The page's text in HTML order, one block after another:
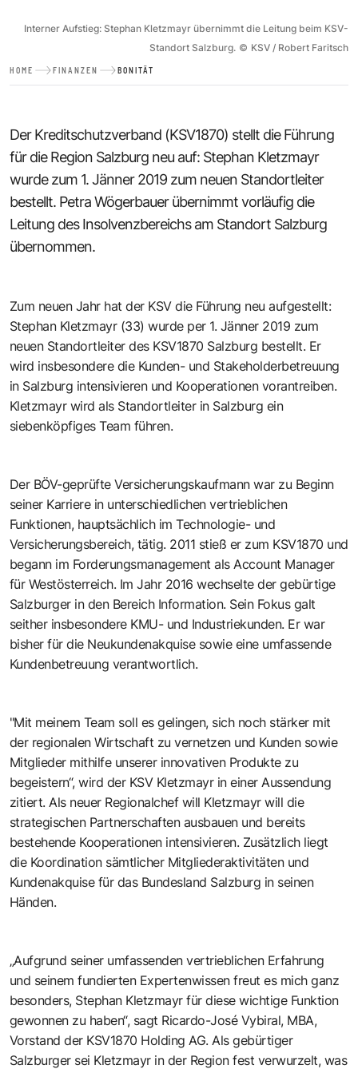
Interner Aufstieg: Stephan Kletzmayr übernimmt die Leitung beim KSV-
Standort Salzburg. © KSV / Robert Faritsch
HOME FINANZEN BONITÄT
Der Kreditschutzverband (KSV1870) stellt die Führung
für die Region Salzburg neu auf: Stephan Kletzmayr
wurde zum 1. Jänner 2019 zum neuen Standortleiter
bestellt. Petra Wögerbauer übernimmt vorläufig die
Leitung des Insolvenzbereichs am Standort Salzburg
übernommen.
Zum neuen Jahr hat der KSV die Führung neu aufgestellt:
Stephan Kletzmayr (33) wurde per 1. Jänner 2019 zum
neuen Standortleiter des KSV1870 Salzburg bestellt. Er
wird insbesondere die Kunden- und Stakeholderbetreuung
in Salzburg intensivieren und Kooperationen vorantreiben.
Kletzmayr wird als Standortleiter in Salzburg ein
siebenköpfiges Team führen.
Der BÖV-geprüfte Versicherungskaufmann war zu Beginn
seiner Karriere in unterschiedlichen vertrieblichen
Funktionen, hauptsächlich im Technologie- und
Versicherungsbereich, tätig. 2011 stieß er zum KSV1870 und
begann im Forderungsmanagement als Account Manager
für Westösterreich. Im Jahr 2016 wechselte der gebürtige
Salzburger in den Bereich Information. Sein Fokus galt
seither insbesondere KMU- und Industriekunden. Er war
bisher für die Neukundenakquise sowie eine umfassende
Kundenbetreuung verantwortlich.
"Mit meinem Team soll es gelingen, sich noch stärker mit
der regionalen Wirtschaft zu vernetzen und Kunden sowie
Mitglieder mithilfe unserer innovativen Produkte zu
begeistern“, wird der KSV Kletzmayr in einer Aussendung
zitiert. Als neuer Regionalchef will Kletzmayr will die
strategischen Partnerschaften ausbauen und bereits
bestehende Kooperationen intensivieren. Zusätzlich liegt
die Koordination sämtlicher Mitgliederaktivitäten und
Kundenakquise für das Bundesland Salzburg in seinen
Händen.
„Aufgrund seiner umfassenden vertrieblichen Erfahrung
und seinem fundierten Expertenwissen freut es mich ganz
besonders, Stephan Kletzmayr für diese wichtige Funktion
gewonnen zu haben“, sagt Ricardo-José Vybiral, MBA,
Vorstand der KSV1870 Holding AG. Als gebürtiger
Salzburger sei Kletzmayr in der Region fest verwurzelt, was